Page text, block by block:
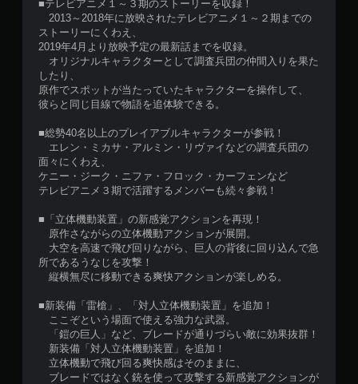
■テレビアニメ１～３期のストーリーを収録！
2013～2018年に放映されたテレビアニメ１～２期までの
ストーリーにくわえ、
2019年4月より放映予定の最新話までを収録。
オリジナルキャラクターとして調査兵団の仲間入りを果た
したり、
原作でスポットが当たっていたキャラクターを操作して、
彼らと同じ目線で物語を追体験できる。
■総勢40名以上のプレイアブルキャラクターが参戦！
エレン・ミカサ・アルミン・リヴァイなどの調査兵団の
面々にくわえ、
ケニー・ジーク・ニファ・フロック・カーフェンなど
テレビアニメ３期で活躍するメンバーも続々参戦！
■「立体機動装置」の新感覚アクションを再現！
原作さながらの立体機動アクションが展開。
大空を高速で飛び回りながら、巨人の背後に回り込んで急
所であるうなじを攻撃！
縦横無尽に移動できる爽快アクションが楽しめる。
■新装備「雷槍」、「対人立体機動装置」を追加！
ここぞという場面で使える強力な武器。
「鎧の巨人」など、ブレードが通りづらい敵に効果抜群！
新装備「対人立体機動装置」を追加！
立体機動で飛び回る爽快感はそのままに、
ブレードではなく銃を使って攻撃する新感覚アクションが